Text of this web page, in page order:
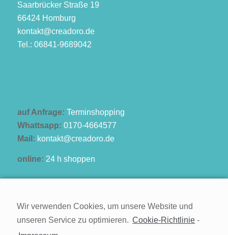
Saarbrücker Straße 19
66424 Homburg
kontakt@creadoro.de
Tel.: 06841-9689042
auf Anfrage: Terminshopping
Whattsapp: 0170-4664577
Mail: kontakt@creadoro.de
online: 24 h shoppen
Wir verwenden Cookies, um unsere Website und
unseren Service zu optimieren. Cookie-Richtlinie -